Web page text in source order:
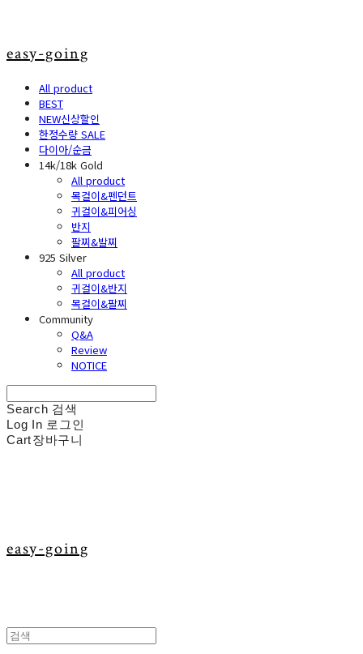
easy-going
All product
BEST
NEW신상할인
한정수량 SALE
다이아/순금
14k/18k Gold
All product
목걸이&펜던트
귀걸이&피어싱
반지
팔찌&발찌
925 Silver
All product
귀걸이&반지
목걸이&팔찌
Community
Q&A
Review
NOTICE
Search 검색
Log In 로그인
Cart장바구니
easy-going